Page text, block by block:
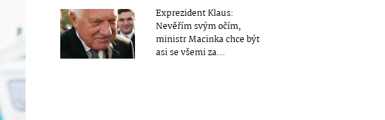
Exprezident Klaus:
Nevěřím svým očím,
ministr Macinka chce být
asi se všemi za...